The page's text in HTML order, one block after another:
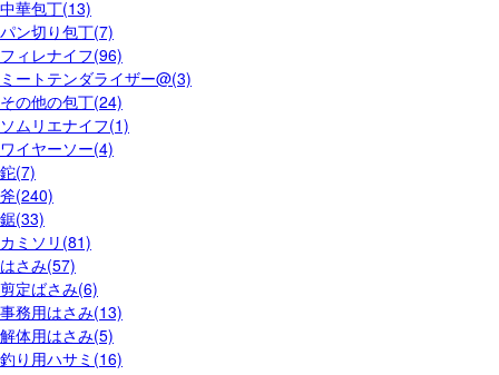
中華包丁(13)
パン切り包丁(7)
フィレナイフ(96)
ミートテンダライザー@(3)
その他の包丁(24)
ソムリエナイフ(1)
ワイヤーソー(4)
鉈(7)
斧(240)
鋸(33)
カミソリ(81)
はさみ(57)
剪定ばさみ(6)
事務用はさみ(13)
解体用はさみ(5)
釣り用ハサミ(16)